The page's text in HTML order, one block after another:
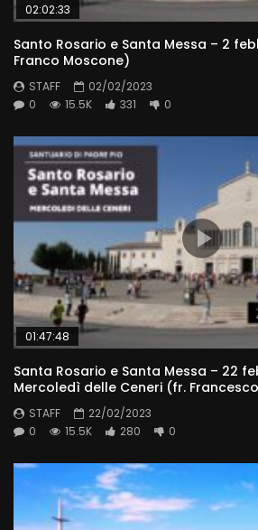
02:02:33
Santo Rosario e Santa Messa – 2
Franco Moscone)
STAFF
02/02/2023
0
15.5K 331 0
01:47:48
Santa Rosario e Santa Messa – 22
Mercoledì delle Ceneri (fr.
STAFF
22/02/2023
0
15.5K 280 0